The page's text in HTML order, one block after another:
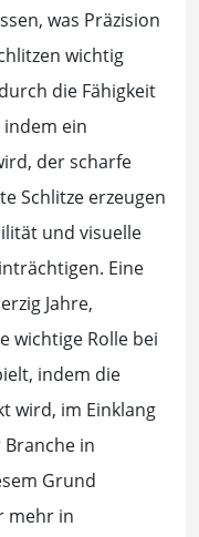
was Präzision
wichtig
die Fähigkeit
indem ein
der scharfe
Schlitze erzeugen
und visuelle
Eine
Jahre,
wichtige Rolle bei
indem die
wird, im Einklang
in
Grund
mehr in